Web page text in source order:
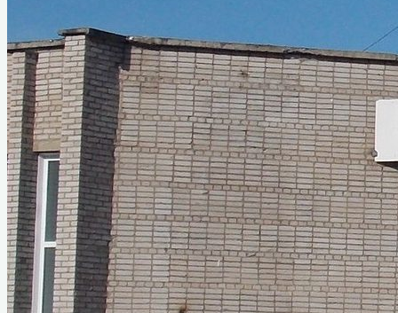
«Созвучие»
Видеоэкскурсия по залу
«Защитники отечества»
Видеоэкскурсия по выставочному
залу
Самые красивые моменты — это
наше прошлое
М.А. Ладынина
Малая Родина Марины Ладыниной